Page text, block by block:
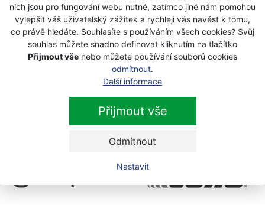
nich jsou pro fungování webu nutné, zatímco jiné nám pomohou
vylepšit váš uživatelský zážitek a rychleji vás navést k tomu,
co právě hledáte. Souhlasíte s používáním všech cookies? Svůj
souhlas můžete snadno definovat kliknutím na tlačítko
Přijmout vše nebo můžete používání souborů cookies
odmítnout.
Další informace
Přijmout vše
Odmítnout
Nastavit
Přihlaste se k odběru novinek
Přihlásit
Zaškrtnutím souhlasím se zpracováním osobních
údajů.